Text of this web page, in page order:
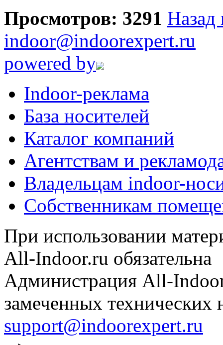
Просмотров: 3291 Назад
indoor@indoorexpert.ru
powered by
Indoor-реклама
База носителей
Каталог компаний
Агентствам и
Владельцам indoor-
Собственникам
При использовании
All-Indoor.ru обязательна
Администрация All-
замеченных технических
support@indoorexpert.ru